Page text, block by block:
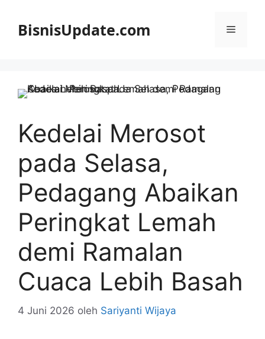
BisnisUpdate.com Menu
Kedelai Merosot
pada Selasa,
Pedagang Abaikan
Peringkat Lemah
demi Ramalan
Cuaca Lebih Basah
4 Juni 2026 oleh Sariyanti Wijaya